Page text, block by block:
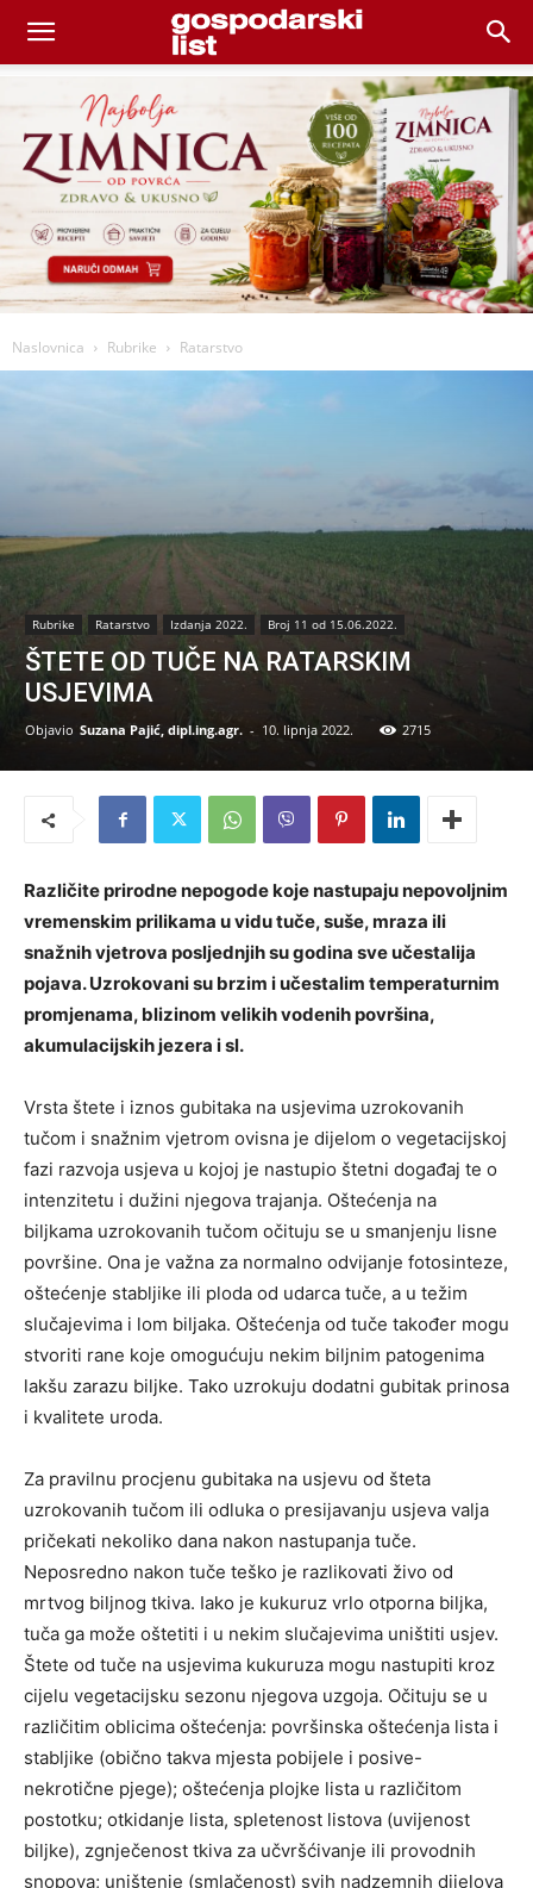
Naslovnica Rubrike Ratarstvo
Rubrike Ratarstvo Izdanja 2022. Broj 11 od 15.06.2022.
ŠTETE OD TUČE NA RATARSKIM
USJEVIMA
Objavio Suzana Pajić, dipl.ing.agr. - 10. lipnja 2022. 2715
Različite prirodne nepogode koje nastupaju nepovoljnim
vremenskim prilikama u vidu tuče, suše, mraza ili
snažnih vjetrova posljednjih su godina sve učestalija
pojava. Uzrokovani su brzim i učestalim temperaturnim
promjenama, blizinom velikih vodenih površina,
akumulacijskih jezera i sl.
Vrsta štete i iznos gubitaka na usjevima uzrokovanih
tučom i snažnim vjetrom ovisna je dijelom o vegetacijskoj
fazi razvoja usjeva u kojoj je nastupio štetni događaj te o
intenzitetu i dužini njegova trajanja. Oštećenja na
biljkama uzrokovanih tučom očituju se u smanjenju lisne
površine. Ona je važna za normalno odvijanje fotosinteze,
oštećenje stabljike ili ploda od udarca tuče, a u težim
slučajevima i lom biljaka. Oštećenja od tuče također mogu
stvoriti rane koje omogućuju nekim biljnim patogenima
lakšu zarazu biljke. Tako uzrokuju dodatni gubitak prinosa
i kvalitete uroda.
Za pravilnu procjenu gubitaka na usjevu od šteta
uzrokovanih tučom ili odluka o presijavanju usjeva valja
pričekati nekoliko dana nakon nastupanja tuče.
Neposredno nakon tuče teško je razlikovati živo od
mrtvog biljnog tkiva. Iako je kukuruz vrlo otporna biljka,
tuča ga može oštetiti i u nekim slučajevima uništiti usjev.
Štete od tuče na usjevima kukuruza mogu nastupiti kroz
cijelu vegetacijsku sezonu njegova uzgoja. Očituju se u
različitim oblicima oštećenja: površinska oštećenja lista i
stabljike (obično takva mjesta pobijele i posive-
nekrotične pjege); oštećenja plojke lista u različitom
postotku; otkidanje lista, spletenost listova (uvijenost
biljke), zgnječenost tkiva za učvršćivanje ili provodnih
snopova; uništenje (smlačenost) svih nadzemnih dijelova